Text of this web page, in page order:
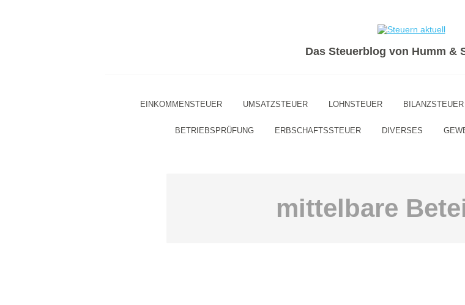
Das Steuerblog von Humm &
EINKOMMENSTEUER UMSATZSTEUER LOHNSTEUER BILANZSTEUER
BETRIEBSPRÜFUNG ERBSCHAFTSSTEUER DIVERSES
mittelbare